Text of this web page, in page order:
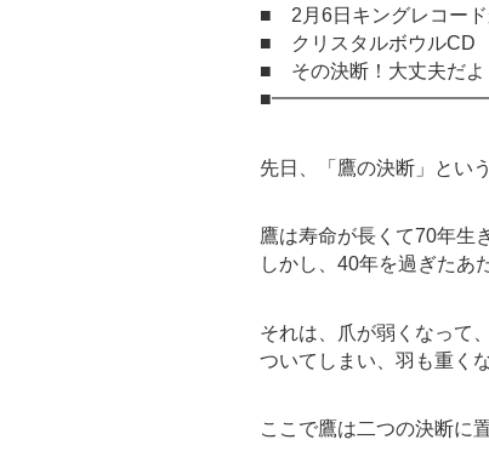
■ 2月6日キングレコード
■ クリスタルボウルCD
■ その決断！大丈夫だよ
先日、「鷹の決断」とい
鷹は寿命が長くて70年生
しかし、40年を過ぎたあ
それは、爪が弱くなって
ついてしまい、羽も重く
ここで鷹は二つの決断に